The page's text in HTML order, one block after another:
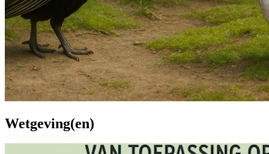
Wetgeving(en)